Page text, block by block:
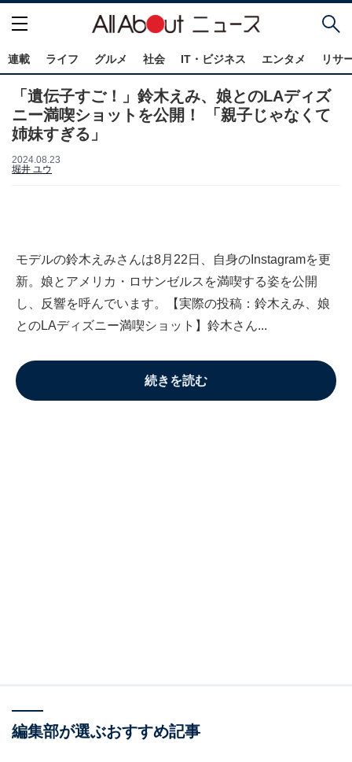
連載 ライフ グルメ 社会 IT・ビジネス エンタメ リサ
「遺伝子すご！」鈴木えみ、娘とのLAディズ
ニー満喫ショットを公開！ 「親子じゃなくて
姉妹すぎる」
2024.08.23
堀井 ユウ
モデルの鈴木えみさんは8月22日、自身のInstagramを更
新。娘とアメリカ・ロサンゼルスを満喫する姿を公開
し、反響を呼んでいます。【実際の投稿：鈴木えみ、娘
とのLAディズニー満喫ショット】鈴木さん...
続きを読む
編集部が選ぶおすすめ記事